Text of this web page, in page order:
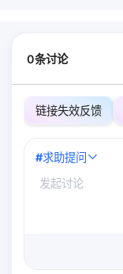
0条讨论
链接失效反馈
#求助提问